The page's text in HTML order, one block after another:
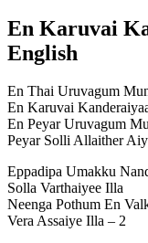
En Karuvai
English
En Thai Uruvagum
En Karuvai
En Peyar Uruvagum
Peyar Solli Allaither
Eppadipa Umakku
Solla Varthaiyee Illa
Neenga Pothum En
Vera Assaiye Illa – 2